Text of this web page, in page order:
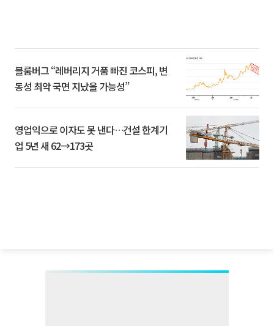
블룸버그 “레버리지 거품 빠진 코스피, 변
동성 최악 국면 지났을 가능성”
영업익으로 이자도 못 낸다…건설 한계기
업 5년 새 62→173곳